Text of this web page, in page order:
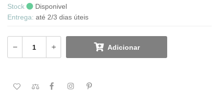
Stock
Disponivel
Entrega: até 2/3 dias úteis
Adicionar